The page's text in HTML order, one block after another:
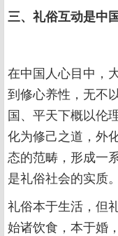
三、礼俗互动是中
在中国人心目中，
到修心养性，无不
国、平天下概以伦
化为修己之道，外
态的范畴，形成一
是礼俗社会的实质。
礼俗本于生活，但
始诸饮食，本于婚